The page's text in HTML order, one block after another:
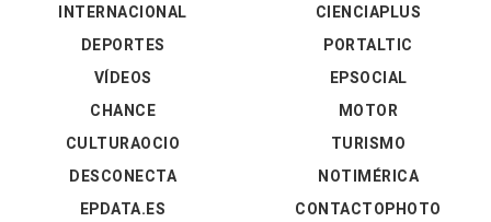
INTERNACIONAL
DEPORTES
VÍDEOS
CIENCIAPLUS
PORTALTIC
EPSOCIAL
CHANCE
CULTURAOCIO
DESCONECTA
EPDATA.ES
MOTOR
TURISMO
NOTIMÉRICA
CONTACTOPHOTO